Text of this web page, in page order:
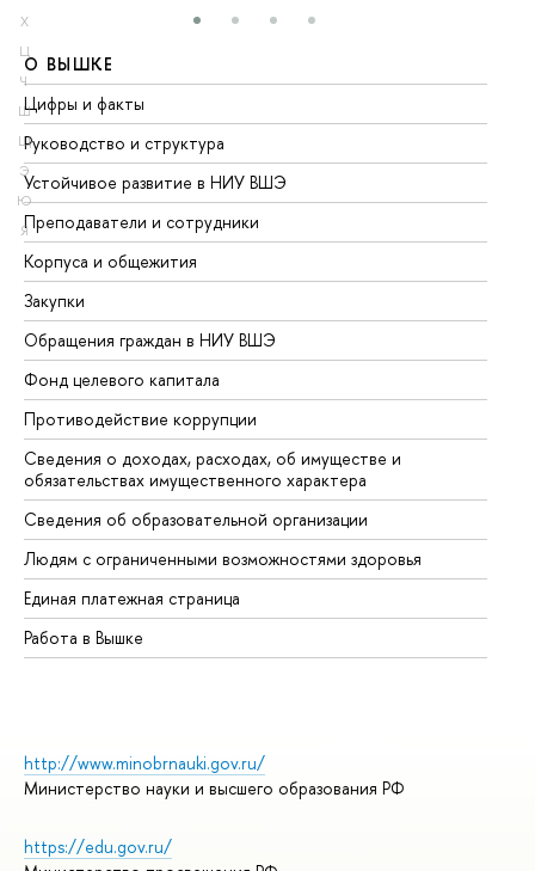
Х
Ц
Ч
Ш
Щ
Э
Ю
Я
О ВЫШКЕ
Цифры и факты
Руководство и структура
Устойчивое развитие в НИУ ВШЭ
Преподаватели и сотрудники
Корпуса и общежития
Закупки
Обращения граждан в НИУ ВШЭ
Фонд целевого капитала
Противодействие коррупции
Сведения о доходах, расходах, об имуществе и
обязательствах имущественного характера
Сведения об образовательной организации
Людям с ограниченными возможностями здоровья
Единая платежная страница
Работа в Вышке
http://www.minobrnauki.gov.ru/
Министерство науки и высшего образования РФ
https://edu.gov.ru/